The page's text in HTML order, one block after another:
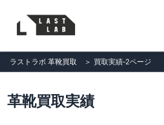
ラストラボ 革靴買取 ＞ 買取実績‐2ページ
革靴買取実績